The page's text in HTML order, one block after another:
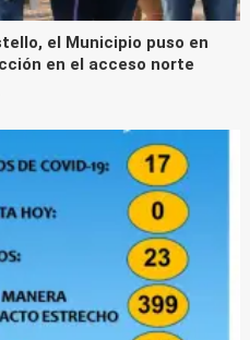
el Municipio puso en
en el acceso norte